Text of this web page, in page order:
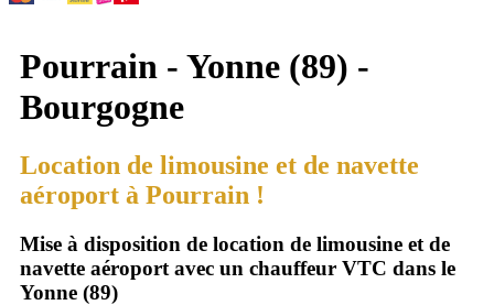
Pourrain - Yonne (89) -
Bourgogne
Location de limousine et de navette
aéroport à Pourrain !
Mise à disposition de location de limousine et de
navette aéroport avec un chauffeur VTC dans le
Yonne (89)